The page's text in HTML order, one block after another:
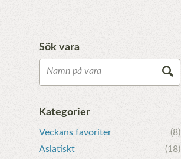
Sök vara
Kategorier
Veckans favoriter
(8)
Asiatiskt
(18)